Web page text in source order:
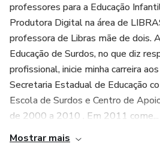
💻 Desbravando o Canva como
Você vai descobrir como encontrar,
personalizados, transformando
mais atrativas e significativas para o
🎁 BÔNUS ESPECIAIS
🎓 Mini curso: Produção de Quiz
professores para a Educação
Produtora Digital na área de
professora de Libras mãe de dois.
Educação de Surdos, no que diz
profissional, inicie minha carreira
Secretaria Estadual de Educação
Escola de Surdos e Centro de
de 2000 a 2010 . Em 2011 come...
Mostrar mais